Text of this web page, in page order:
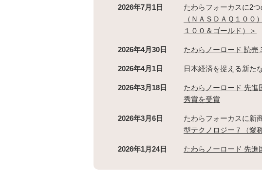
2026年7月1日 たわらフォーカスに2
（ＮＡＳＤＡＱ１００
１００＆ゴールド）＞
2026年4月30日 たわらノーロード 読
2026年4月1日 日本経済を捉える新た
2026年3月18日
たわらノーロード 先進
秀賞を受賞
2026年3月6日 たわらフォーカスに新
型テクノロジー７（愛
2026年1月24日 たわらノーロード 先進